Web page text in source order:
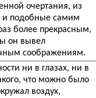
очертания, из
и подобные самим
более прекрасным,
он вывел
соображениям.
ни в глазах, ни в
что можно было
воздух,